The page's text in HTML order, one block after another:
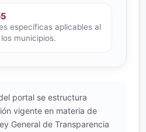
específicas aplicables al
municipios.
portal se estructura
vigente en materia de
General de Transparencia